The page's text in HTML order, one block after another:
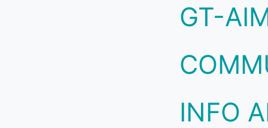
GT-
INFO